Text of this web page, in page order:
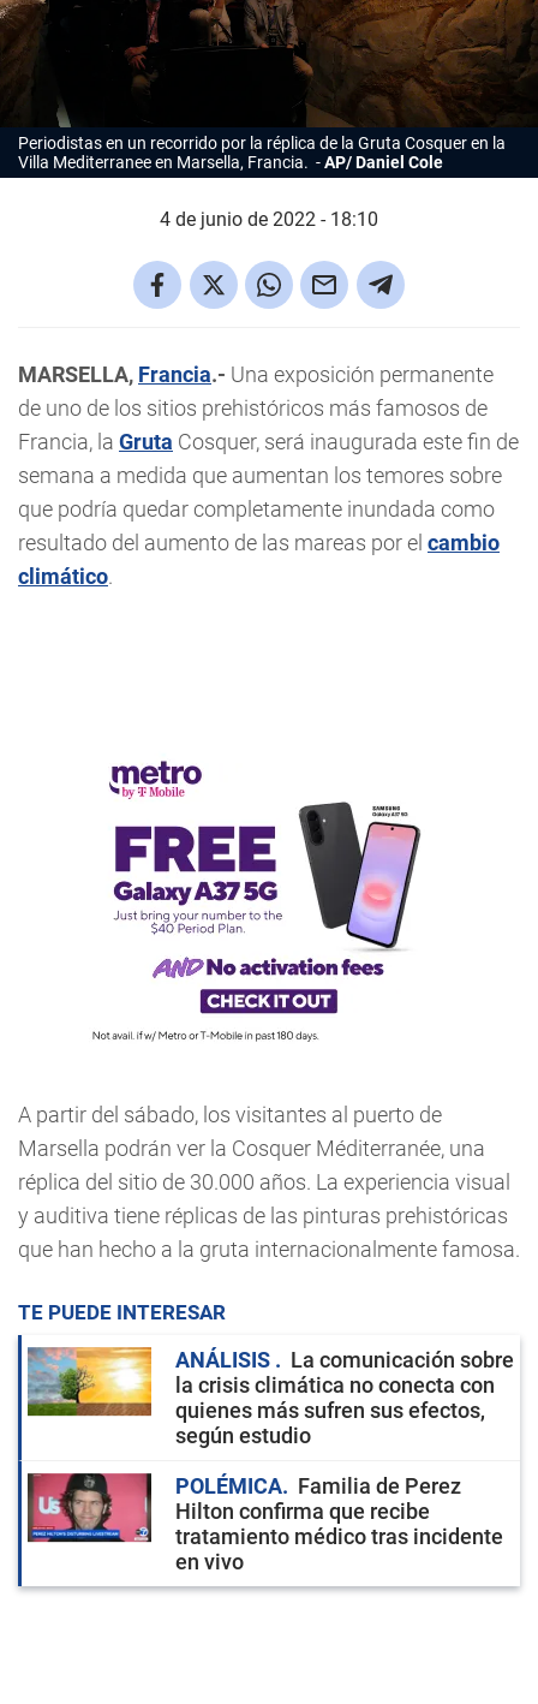
Periodistas en un recorrido por la réplica de la Gruta Cosquer en la
Villa Mediterranee en Marsella, Francia.
AP/ Daniel Cole
4 de junio de 2022 - 18:10
MARSELLA, Francia.- Una exposición permanente
de uno de los sitios prehistóricos más famosos de
Francia, la Gruta Cosquer, será inaugurada este fin de
semana a medida que aumentan los temores sobre
que podría quedar completamente inundada como
resultado del aumento de las mareas por el cambio
climático.
A partir del sábado, los visitantes al puerto de
Marsella podrán ver la Cosquer Méditerranée, una
réplica del sitio de 30.000 años. La experiencia visual
y auditiva tiene réplicas de las pinturas prehistóricas
que han hecho a la gruta internacionalmente famosa.
TE PUEDE INTERESAR
ANÁLISIS
La comunicación sobre
la crisis climática no conecta con
quienes más sufren sus efectos,
según estudio
POLÉMICA
Familia de Perez
Hilton confirma que recibe
tratamiento médico tras incidente
en vivo